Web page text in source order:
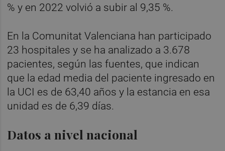
% y en 2022 volvió a subir al 9,35 %.
En la Comunitat Valenciana han participado
23 hospitales y se ha analizado a 3.678
pacientes, según las fuentes, que indican
que la edad media del paciente ingresado en
la UCI es de 63,40 años y la estancia en esa
unidad es de 6,39 días.
Datos a nivel nacional